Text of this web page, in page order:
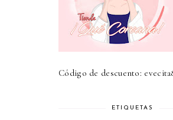
Código de descuento:
ETIQUETAS